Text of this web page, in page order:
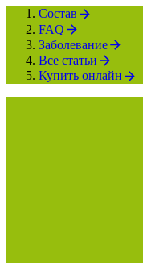
Состав
FAQ
Заболевание
Все статьи
Купить онлайн